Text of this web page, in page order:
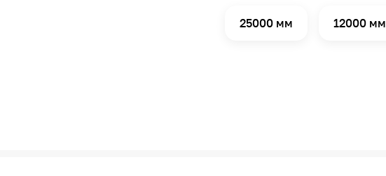
25000 мм 12000 мм